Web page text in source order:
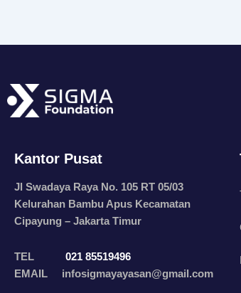
Kantor Pusat
Jl Swadaya Raya No. 105 RT 05/03
Kelurahan Bambu Apus Kecamatan
Cipayung – Jakarta Timur
TEL
021 85519496
EMAIL infosigmayayasan@gmail.com